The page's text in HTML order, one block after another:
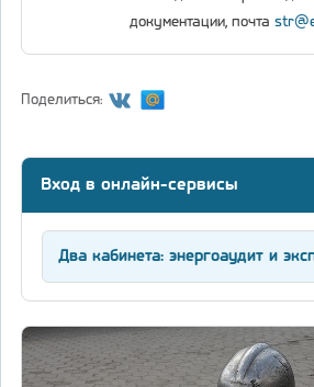
документации, почта
Поделиться:
Вход в онлайн-сервисы
Два кабинета: энергоаудит и